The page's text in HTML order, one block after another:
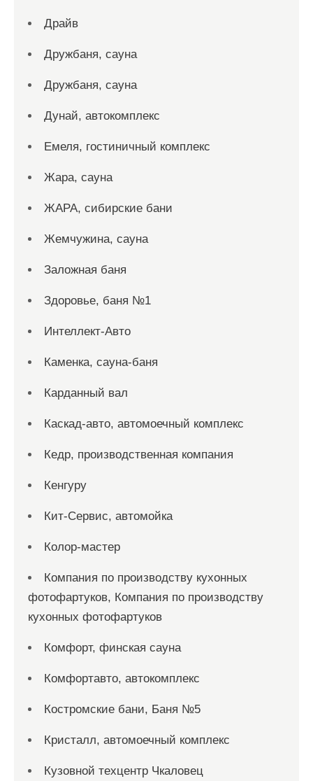
Драйв
Дружбаня, сауна
Дружбаня, сауна
Дунай, автокомплекс
Емеля, гостиничный комплекс
Жара, сауна
ЖАРА, сибирские бани
Жемчужина, сауна
Заложная баня
Здоровье, баня №1
Интеллект-Авто
Каменка, сауна-баня
Карданный вал
Каскад-авто, автомоечный комплекс
Кедр, производственная компания
Кенгуру
Кит-Сервис, автомойка
Колор-мастер
Компания по производству кухонных
фотофартуков, Компания по производству
кухонных фотофартуков
Комфорт, финская сауна
Комфортавто, автокомплекс
Костромские бани, Баня №5
Кристалл, автомоечный комплекс
Кузовной техцентр Чкаловец